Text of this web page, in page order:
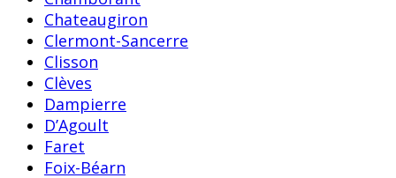
Chateaugiron
Clermont-Sancerre
Clisson
Clèves
Dampierre
D’Agoult
Faret
Foix-Béarn